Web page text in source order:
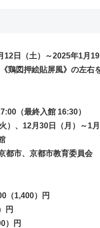
12日（土）～2025年1月19
鶏図押絵貼屏風》の左右
（最終入館 16:30）
）、12月30日（月）～1月
都市、京都市教育委員会
（1,400）円
円
）円